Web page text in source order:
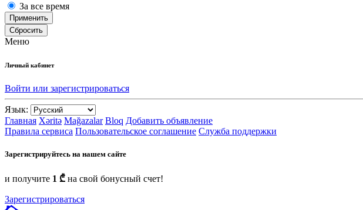
За все время
Применить
Сбросить
Меню
Личный кабинет
Войти или зарегистрироваться
Язык:
Главная Xəritə Mağazalar Bloq Добавить объявление
Правила сервиса Пользовательское соглашение Служба поддержки
Зарегистрируйтесь на нашем сайте
и получите 1 ₾ на свой бонусный счет!
Зарегистрироваться